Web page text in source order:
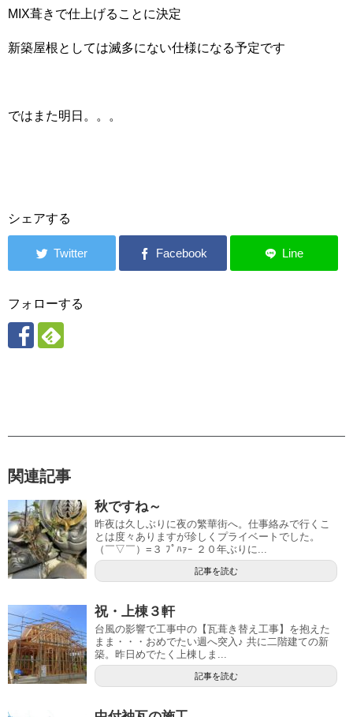
MIX葺きで仕上げることに決定
新築屋根としては滅多にない仕様になる予定です
ではまた明日。。。
シェアする
フォローする
関連記事
秋ですね～
昨夜は久しぶりに夜の繁華街へ。仕事絡みで行くこ
とは度々ありますが珍しくプライベートでした。
（￣▽￣）=３ ﾌﾟﾊｧｰ ２０年ぶりに...
記事を読む
祝・上棟３軒
台風の影響で工事中の【瓦葺き替え工事】を抱えた
まま・・・おめでたい週へ突入♪ 共に二階建ての新
築。昨日めでたく上棟しま...
記事を読む